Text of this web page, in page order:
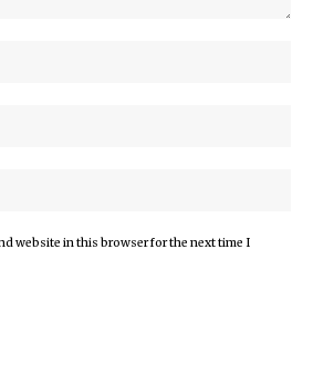
website in this browser for the next time I